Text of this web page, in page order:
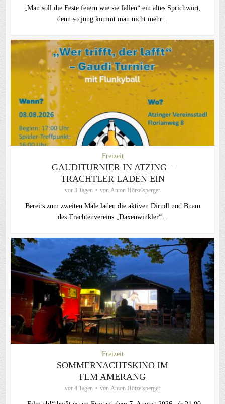
„Man soll die Feste feiern wie sie fallen“ ein altes Sprichwort,
denn so jung kommt man nicht mehr...
Freizeit
GAUDITURNIER IN ATZING –
TRACHTLER LADEN EIN
vor 3 Tagen von Anton Hötzelsperger
Bereits zum zweiten Male laden die aktiven Dirndl und Buam
des Trachtenvereins „Daxenwinkler“...
Freizeit
SOMMERNACHTSKINO IM
FLM AMERANG
vor 4 Tagen von Anton Hötzelsperger